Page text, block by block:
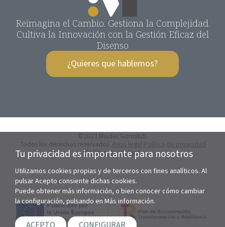
Reimagina el Cambio. Gestiona la Complejidad.
Cultiva la Innovación con la Gestión Eficaz del
Disenso
¿Quieres que hablemos?
©2023 Maider Gorostidi.
Todos los derechos reservados. Aviso legal Política de privacidad
Política de cookies
Tu privacidad es importante para nosotros
Utilizamos cookies propias y de terceros con fines analíticos. Al
pulsar Acepto consiente dichas cookies.
Puede obtener más información, o bien conocer cómo cambiar
la configuración, pulsando en Más información.